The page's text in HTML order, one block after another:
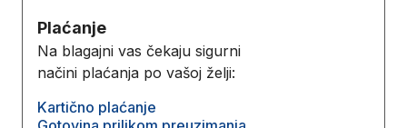
Plaćanje
Na blagajni vas čekaju sigurni
načini plaćanja po vašoj želji:
Kartično plaćanje